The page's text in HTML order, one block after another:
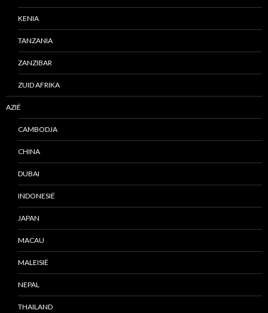
KENIA
TANZANIA
ZANZIBAR
ZUID AFRIKA
AZIË
CAMBODJA
CHINA
DUBAI
INDONESIË
JAPAN
MACAU
MALEISIË
NEPAL
THAILAND